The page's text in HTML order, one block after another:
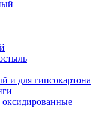
и для гипсокартона